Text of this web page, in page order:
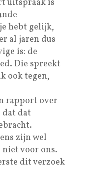
uitspraak is
hebt gelijk,
al jaren dus
is: de
Die spreekt
ook tegen,
rapport over
dat dat
zijn wel
niet voor ons.
dit verzoek